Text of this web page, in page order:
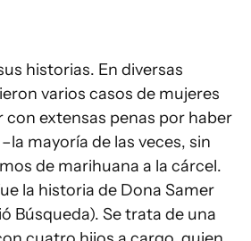
historias. En diversas
varios casos de mujeres
extensas penas por haber
mayoría de las veces, sin
de marihuana a la cárcel.
la historia de Dona Samer
Búsqueda). Se trata de una